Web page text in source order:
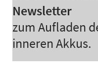
Newsletter
zum Aufladen
inneren Akkus.